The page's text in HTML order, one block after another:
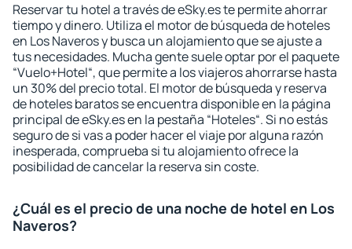
Reservar tu hotel a través de eSky.es te permite ahorrar
tiempo y dinero. Utiliza el motor de búsqueda de hoteles
en Los Naveros y busca un alojamiento que se ajuste a
tus necesidades. Mucha gente suele optar por el paquete
“Vuelo+Hotel“, que permite a los viajeros ahorrarse hasta
un 30% del precio total. El motor de búsqueda y reserva
de hoteles baratos se encuentra disponible en la página
principal de eSky.es en la pestaña “Hoteles“. Si no estás
seguro de si vas a poder hacer el viaje por alguna razón
inesperada, comprueba si tu alojamiento ofrece la
posibilidad de cancelar la reserva sin coste.
¿Cuál es el precio de una noche de hotel en Los
Naveros?